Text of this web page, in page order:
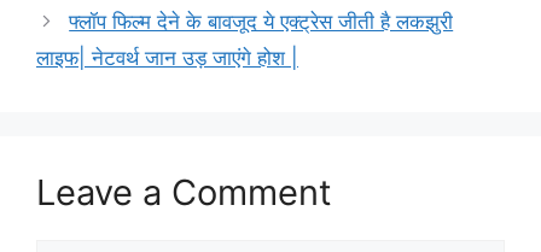
फ्लॉप फिल्म देने के बावजूद ये एक्ट्रेस जीती है लकझुरी
लाइफ| नेटवर्थ जान उड़ जाएंगे होश |
Leave a Comment